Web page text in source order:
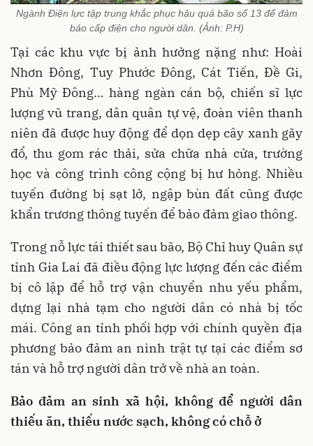
Ngành Điện lực tập trung khắc phục hậu quả bão số 13 để đảm
bảo cấp điện cho người dân. (Ảnh: P.H)
Tại các khu vực bị ảnh hưởng nặng như: Hoài
Nhơn Đông, Tuy Phước Đông, Cát Tiến, Đề Gi,
Phù Mỹ Đông… hàng ngàn cán bộ, chiến sĩ lực
lượng vũ trang, dân quân tự vệ, đoàn viên thanh
niên đã được huy động để dọn dẹp cây xanh gãy
đổ, thu gom rác thải, sửa chữa nhà cửa, trường
học và công trình công cộng bị hư hỏng. Nhiều
tuyến đường bị sạt lở, ngập bùn đất cũng được
khẩn trương thông tuyến để bảo đảm giao thông.
Trong nỗ lực tái thiết sau bão, Bộ Chỉ huy Quân sự
tỉnh Gia Lai đã điều động lực lượng đến các điểm
bị cô lập để hỗ trợ vận chuyển nhu yếu phẩm,
dựng lại nhà tạm cho người dân có nhà bị tốc
mái. Công an tỉnh phối hợp với chính quyền địa
phương bảo đảm an ninh trật tự tại các điểm sơ
tán và hỗ trợ người dân trở về nhà an toàn.
Bảo đảm an sinh xã hội, không để người dân
thiếu ăn, thiếu nước sạch, không có chỗ ở